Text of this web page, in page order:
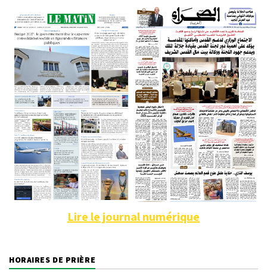
Lire le journal numérique
HORAIRES DE PRIÈRE